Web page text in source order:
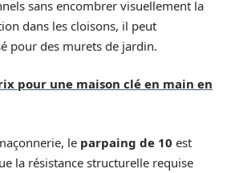
sans encombrer visuellement la
dans les cloisons, il peut
pour des murets de jardin.
pour une maison clé en main en
le parpaing de 10 est
la résistance structurelle requise